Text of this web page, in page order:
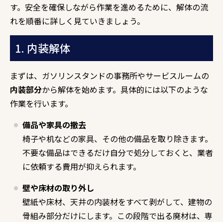
す。安全を確保しながら作業を進めるために、解体の流
れを順番に詳しく見ていきましょう。
1. 内装解体
まずは、ガソリンスタンドの事務所やサービスルームの
内装部分から解体を始めます。具体的には以下のような
作業を行います。
備品や家具の撤去
椅子や机などの家具、その他の備品を取り除きます。
不要な備品はできるだけ自分で処分しておくと、業者
に依頼する費用が抑えられます。
壁や床材の取り外し
壁紙や床材、天井の内装材をすべて剥がして、建物の
骨組み部分だけにします。この段階で出る廃材は、専